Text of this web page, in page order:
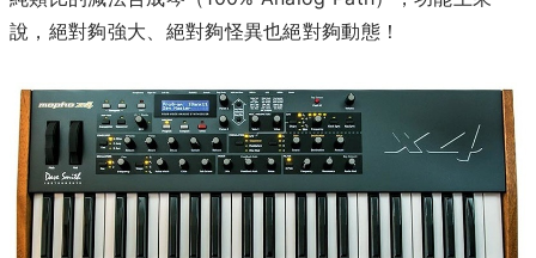
說，絕對夠強大、絕對夠怪異也絕對夠動態！